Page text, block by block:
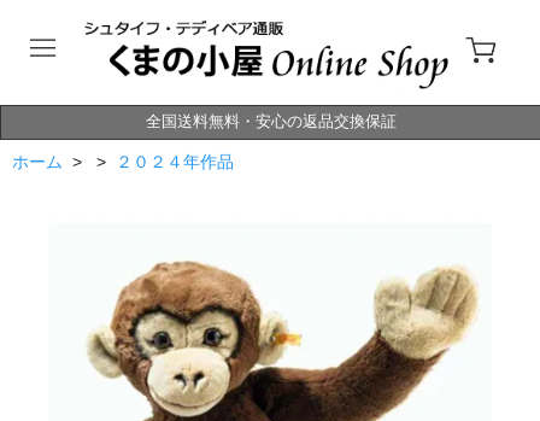
全国送料無料・安心の返品交換保証
ホーム > > ２０２４年作品